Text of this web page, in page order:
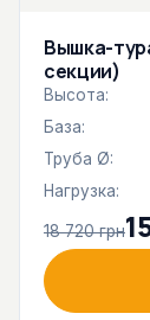
Вышка-
секции)
Высота:
База:
Труба Ø:
Нагрузка:
18 720 грн